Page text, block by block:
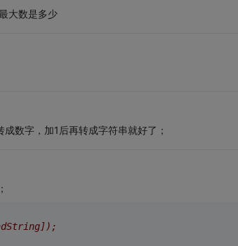
大数是多少
数字，加1后再转成字符串就好了；